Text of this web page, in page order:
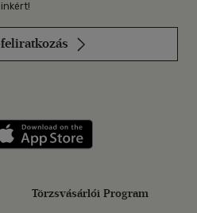
a LinkedInen
Szerezd meg: Google
Törzsvásárlói Program